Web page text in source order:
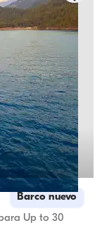
Barco nuevo
Up to 30